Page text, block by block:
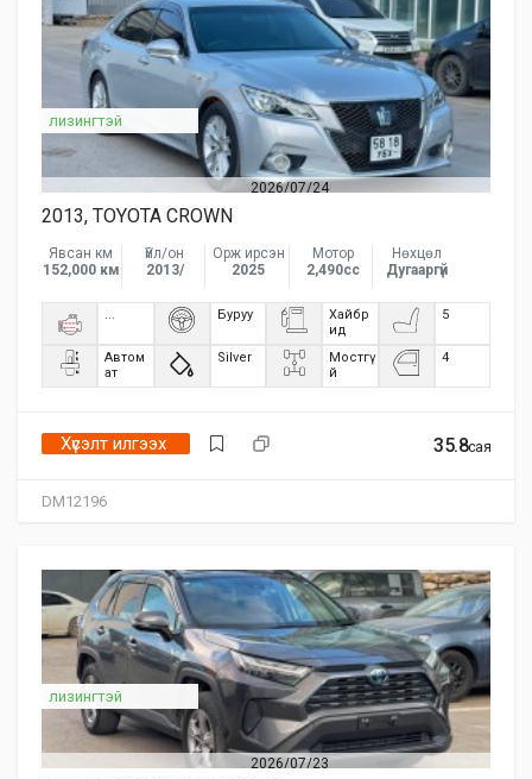
2026/07/24
DM12196
лизингтэй
2013, TOYOTA CROWN
Явсан км
152,000 км
Үйл/он
2013/
Орж ирсэн
2025
Мотор
2,490сс
Нөхцөл
Дугааргүй
... Буруу
Хайбр
ид
5
Автом
ат
Silver
Мостгү
й
4
35.8сая
Хүсэлт илгээх
2026/07/23
лизингтэй